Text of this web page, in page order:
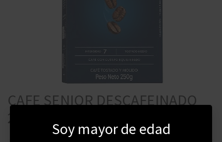
CAFE SENIOR DESCAFEINADO
250 GRAMOS
Soy mayor de edad